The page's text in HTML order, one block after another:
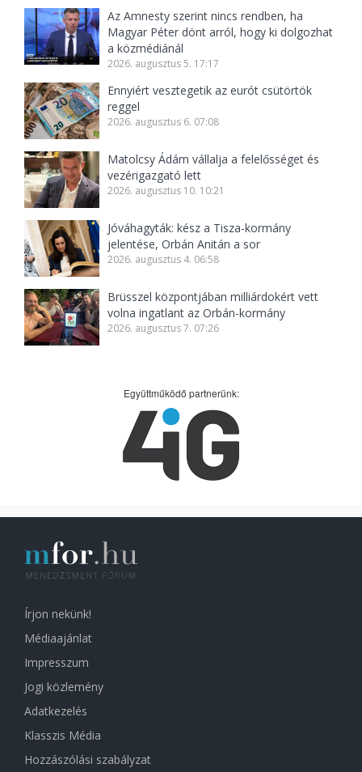
Az Amnesty szerint nincs rendben, ha
Magyar Péter dönt arról, hogy ki dolgozhat
a közmédiánál
2026. augusztus 5. 17:17
Ennyiért vesztegetik az eurót csütörtök
reggel
2026. augusztus 6. 07:08
Matolcsy Ádám vállalja a felelősséget és
vezérigazgató lett
2026. augusztus 10. 10:21
Jóváhagyták: kész a Tisza-kormány
jelentése, Orbán Anitán a sor
2026. augusztus 4. 06:58
Brüsszel központjában milliárdokért vett
volna ingatlant az Orbán-kormány
2026. augusztus 7. 07:26
Együttműködő partnerünk:
Írjon nekünk!
Médiaajánlat
Impresszum
Jogi közlemény
Adatkezelés
Klasszis Média
Hozzászólási szabályzat